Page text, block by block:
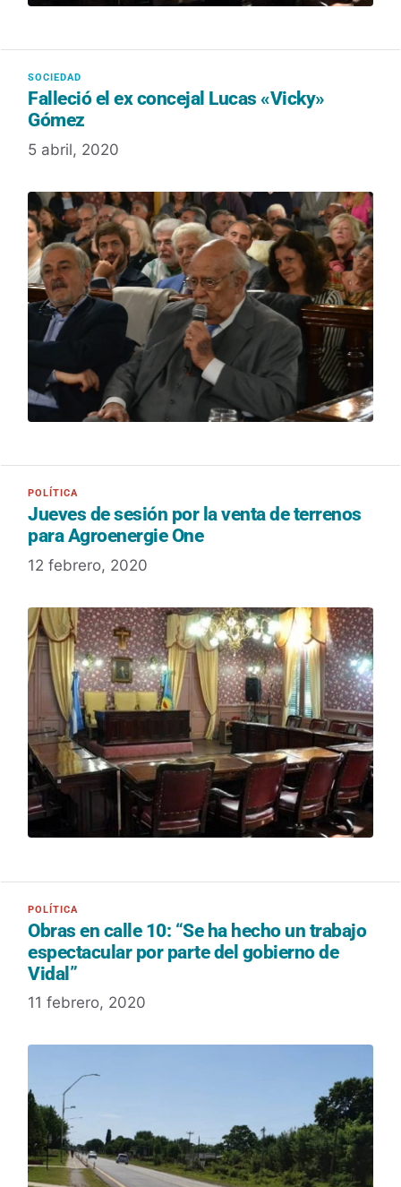
Falleció el ex concejal Lucas «Vicky»
Gómez
5 abril, 2020
Jueves de sesión por la venta de terrenos
para Agroenergie One
12 febrero, 2020
Obras en calle 10: “Se ha hecho un trabajo
espectacular por parte del gobierno de
Vidal”
11 febrero, 2020